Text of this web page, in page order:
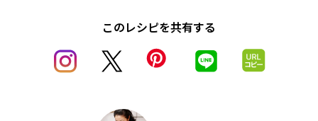
このレシピを共有する